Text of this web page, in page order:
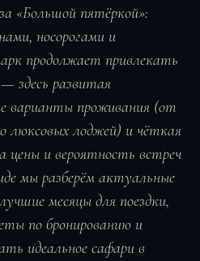
«Большой пятёркой»:
носорогами и
продолжает привлекать
здесь развитая
варианты проживания (от
люксовых лоджей) и чёткая
цены и вероятность встреч
мы разберём актуальные
месяцы для поездки,
по бронированию и
идеальное сафари в